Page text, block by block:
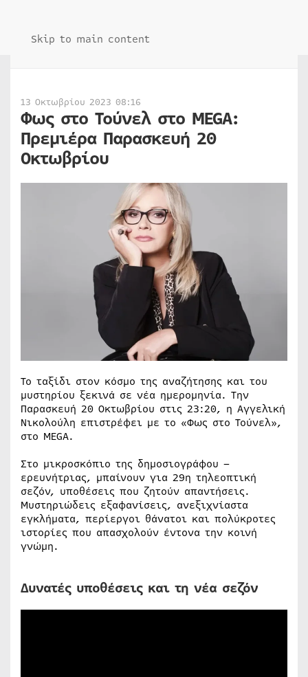
Skip to main content
13 Οκτωβρίου 2023 08:16
Φως στο Τούνελ στο MEGA:
Πρεμιέρα Παρασκευή 20
Οκτωβρίου
Το ταξίδι στον κόσμο της αναζήτησης και του
μυστηρίου ξεκινά σε νέα ημερομηνία. Την
Παρασκευή 20 Οκτωβρίου στις 23:20, η Αγγελική
Νικολούλη επιστρέφει με το «Φως στο Τούνελ»,
στο MEGA.
Στο μικροσκόπιο της δημοσιογράφου –
ερευνήτριας, μπαίνουν για 29η τηλεοπτική
σεζόν, υποθέσεις που ζητούν απαντήσεις.
Μυστηριώδεις εξαφανίσεις, ανεξιχνίαστα
εγκλήματα, περίεργοι θάνατοι και πολύκροτες
ιστορίες που απασχολούν έντονα την κοινή
γνώμη.
Δυνατές υποθέσεις και τη νέα σεζόν